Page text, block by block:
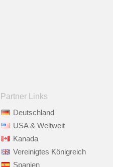
Partner Links
Deutschland
USA & Weltweit
Kanada
Vereinigtes Königreich
Spanien